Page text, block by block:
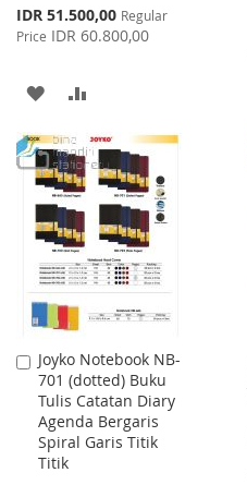
Special
Price
IDR 51.500,00 Regular
Price IDR 60.800,00
ADD
WISH
LIST
COMPARE
Joyko Notebook NB-
701 (dotted) Buku
Tulis Catatan Diary
Agenda Bergaris
Spiral Garis Titik
Titik
Add
to
Cart